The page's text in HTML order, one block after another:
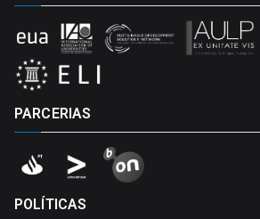
PARCERIAS
POLÍTICAS